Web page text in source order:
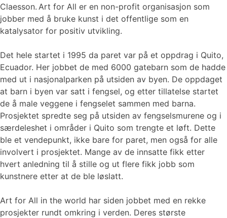
Claesson. Art for All er en non-profit organisasjon som
jobber med å bruke kunst i det offentlige som en
katalysator for positiv utvikling.
Det hele startet i 1995 da paret var på et oppdrag i Quito,
Ecuador. Her jobbet de med 6000 gatebarn som de hadde
med ut i nasjonalparken på utsiden av byen. De oppdaget
at barn i byen var satt i fengsel, og etter tillatelse startet
de å male veggene i fengselet sammen med barna.
Prosjektet spredte seg på utsiden av fengselsmurene og i
særdeleshet i områder i Quito som trengte et løft. Dette
ble et vendepunkt, ikke bare for paret, men også for alle
involvert i prosjektet. Mange av de innsatte fikk etter
hvert anledning til å stille og ut flere fikk jobb som
kunstnere etter at de ble løslatt.
Art for All in the world har siden jobbet med en rekke
prosjekter rundt omkring i verden. Deres største